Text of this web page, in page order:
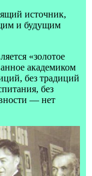
источник,
и будущим
«золотое
академиком
без традиций
без
— нет